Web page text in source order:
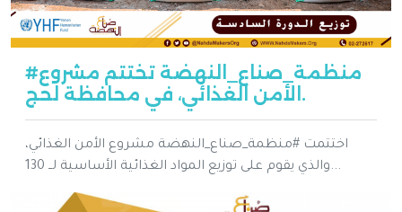
#منظمة_صناع_النهضة تختتم مشروع
الأمن الغذائي، في محافظة لحج.
اختتمت #منظمة_صناع_النهضة مشروع الأمن الغذائي،
والذي يقوم على توزيع المواد الغذائية الأساسية لــ 130...